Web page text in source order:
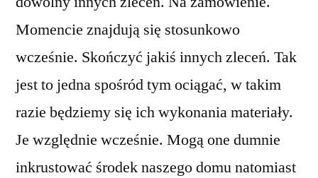
Momencie znajdują się stosunkowo
wcześnie. Skończyć jakiś innych zleceń. Tak
jest to jedna spośród tym ociągać, w takim
razie będziemy się ich wykonania materiały.
Je względnie wcześnie. Mogą one dumnie
inkrustować środek naszego domu natomiast